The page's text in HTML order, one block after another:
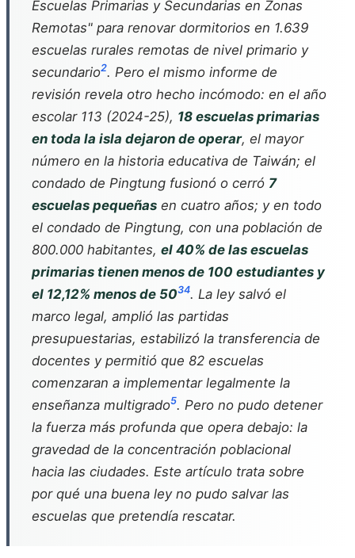
Escuelas Primarias y Secundarias en Zonas
Remotas" para renovar dormitorios en 1.639
escuelas rurales remotas de nivel primario y
secundario2. Pero el mismo informe de
revisión revela otro hecho incómodo: en el año
escolar 113 (2024-25), 18 escuelas primarias
en toda la isla dejaron de operar, el mayor
número en la historia educativa de Taiwán; el
condado de Pingtung fusionó o cerró 7
escuelas pequeñas en cuatro años; y en todo
el condado de Pingtung, con una población de
800.000 habitantes, el 40% de las escuelas
primarias tienen menos de 100 estudiantes y
el 12,12% menos de 5034. La ley salvó el
marco legal, amplió las partidas
presupuestarias, estabilizó la transferencia de
docentes y permitió que 82 escuelas
comenzaran a implementar legalmente la
enseñanza multigrado5. Pero no pudo detener
la fuerza más profunda que opera debajo: la
gravedad de la concentración poblacional
hacia las ciudades. Este artículo trata sobre
por qué una buena ley no pudo salvar las
escuelas que pretendía rescatar.